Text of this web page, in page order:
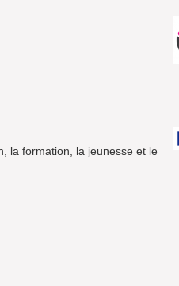
la formation, la jeunesse et le